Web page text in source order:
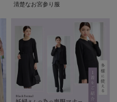
清楚なお宮参り服